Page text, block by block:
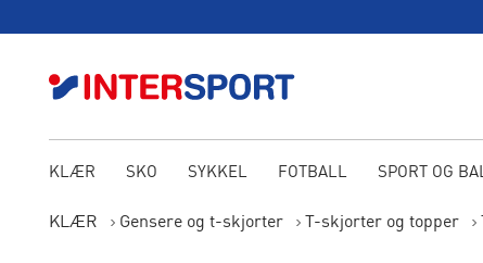
KLÆR SKO SYKKEL FOTBALL SPORT OG
KLÆR Gensere og t-skjorter T-skjorter og topper